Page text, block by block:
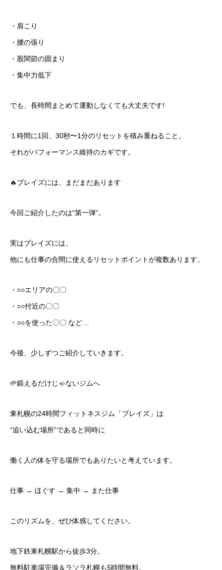
・肩こり
・腰の張り
・股関節の固まり
・集中力低下
でも、長時間まとめて運動しなくても大丈夫です!
１時間に1回、30秒〜1分のリセットを積み重ねること。
それがパフォーマンス維持のカギです。
🔥ブレイズには、まだまだあります
今回ご紹介したのは“第一弾”。
実はブレイズには、
他にも仕事の合間に使えるリセットポイントが複数あります。
・○○エリアの〇〇
・○○付近の〇〇
・○○を使った〇〇 など…
今後、少しずつご紹介していきます。
🌱鍛えるだけじゃないジムへ
東札幌の24時間フィットネスジム「ブレイズ」は
“追い込む場所”であると同時に
働く人の体を守る場所でもありたいと考えています。
仕事 → ほぐす → 集中 → また仕事
このリズムを、ぜひ体感してください。
地下鉄東札幌駅から徒歩3分。
無料駐車場完備＆ラソラ札幌も5時間無料。